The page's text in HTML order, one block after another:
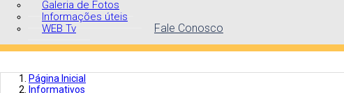
Galeria de Fotos
Informações úteis
WEB Tv
Fale Conosco
Página Inicial
Informativos